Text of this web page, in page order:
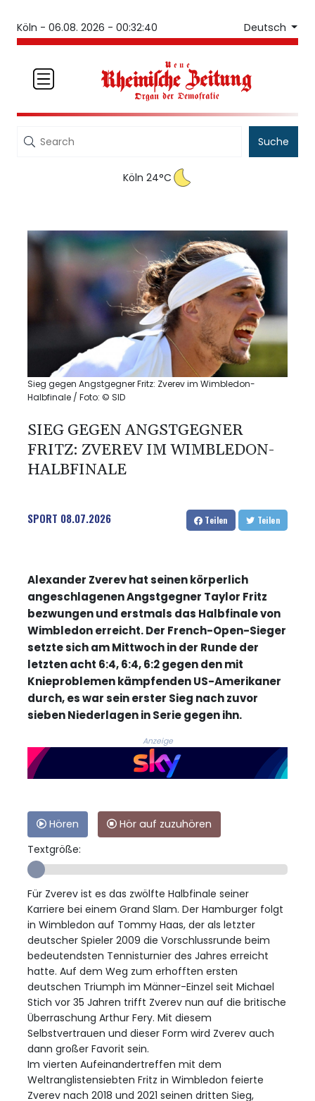
Köln - 06.08. 2026 - 00:32:40 Deutsch
Suche
Köln 24°C
Sieg gegen Angstgegner Fritz: Zverev im Wimbledon-
Halbfinale / Foto: © SID
SIEG GEGEN ANGSTGEGNER
FRITZ: ZVEREV IM WIMBLEDON-
HALBFINALE
SPORT 08.07.2026 Teilen Teilen
Alexander Zverev hat seinen körperlich
angeschlagenen Angstgegner Taylor Fritz
bezwungen und erstmals das Halbfinale von
Wimbledon erreicht. Der French-Open-Sieger
setzte sich am Mittwoch in der Runde der
letzten acht 6:4, 6:4, 6:2 gegen den mit
Knieproblemen kämpfenden US-Amerikaner
durch, es war sein erster Sieg nach zuvor
sieben Niederlagen in Serie gegen ihn.
Anzeige
Hören
Hör auf zuzuhören
Textgröße:
Für Zverev ist es das zwölfte Halbfinale seiner
Karriere bei einem Grand Slam. Der Hamburger folgt
in Wimbledon auf Tommy Haas, der als letzter
deutscher Spieler 2009 die Vorschlussrunde beim
bedeutendsten Tennisturnier des Jahres erreicht
hatte. Auf dem Weg zum erhofften ersten
deutschen Triumph im Männer-Einzel seit Michael
Stich vor 35 Jahren trifft Zverev nun auf die britische
Überraschung Arthur Fery. Mit diesem
Selbstvertrauen und dieser Form wird Zverev auch
dann großer Favorit sein.
Im vierten Aufeinandertreffen mit dem
Weltranglistensiebten Fritz in Wimbledon feierte
Zverev nach 2018 und 2021 seinen dritten Sieg,